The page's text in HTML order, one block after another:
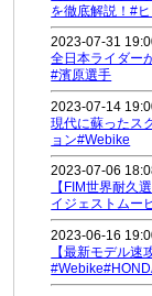
を徹底解説！#
2023-07-31
全日本ライダー
#濱原選手
2023-07-14
現代に蘇ったス
ョン#Webike
2023-07-06
【FIM世界耐久
イジェストムー
2023-06-16
【最新モデル速